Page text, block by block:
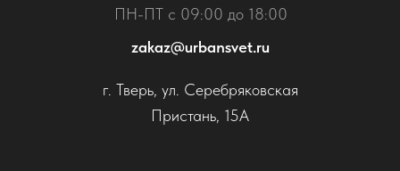
ПН-ПТ с 09:00 до 18:00
г. Тверь, ул. Серебряковская
Пристань, 15А
zakaz@urbansvet.ru